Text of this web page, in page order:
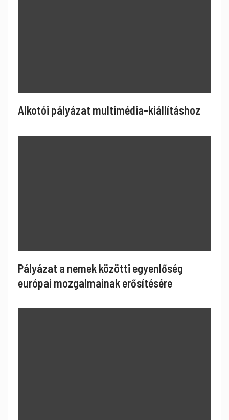
Alkotói pályázat multimédia-kiállításhoz
Pályázat a nemek közötti egyenlőség
európai mozgalmainak erősítésére